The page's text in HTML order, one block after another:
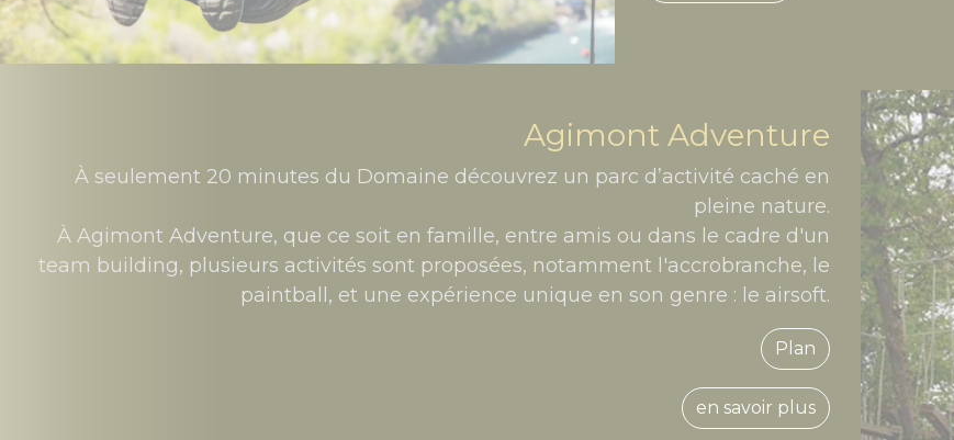
Agimont Adventure
À seulement 20 minutes du Domaine découvrez un parc d’activité caché en
pleine nature.
À Agimont Adventure, que ce soit en famille, entre amis ou dans le cadre d'un
team building, plusieurs activités sont proposées, notamment l'accrobranche, le
paintball, et une expérience unique en son genre : le airsoft.
Plan
en savoir plus